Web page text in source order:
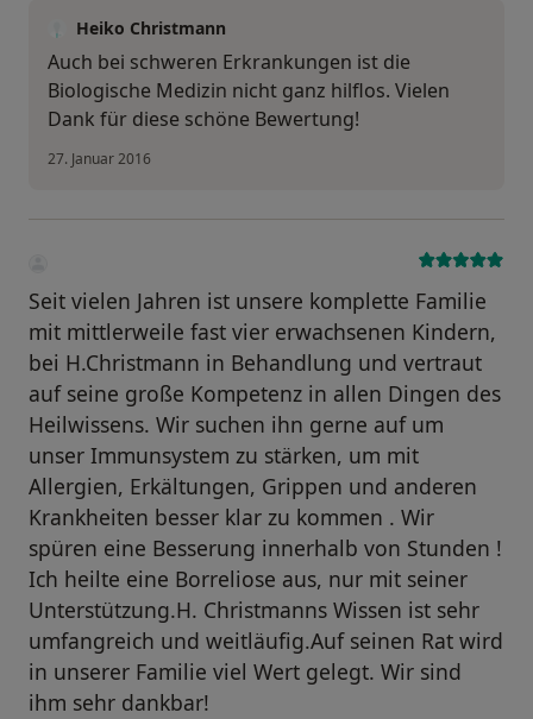
Heiko Christmann
Auch bei schweren Erkrankungen ist die
Biologische Medizin nicht ganz hilflos. Vielen
Dank für diese schöne Bewertung!
27. Januar 2016
Seit vielen Jahren ist unsere komplette Familie
mit mittlerweile fast vier erwachsenen Kindern,
bei H.Christmann in Behandlung und vertraut
auf seine große Kompetenz in allen Dingen des
Heilwissens. Wir suchen ihn gerne auf um
unser Immunsystem zu stärken, um mit
Allergien, Erkältungen, Grippen und anderen
Krankheiten besser klar zu kommen . Wir
spüren eine Besserung innerhalb von Stunden !
Ich heilte eine Borreliose aus, nur mit seiner
Unterstützung.H. Christmanns Wissen ist sehr
umfangreich und weitläufig.Auf seinen Rat wird
in unserer Familie viel Wert gelegt. Wir sind
ihm sehr dankbar!